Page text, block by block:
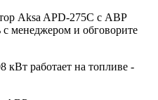
Aksa APD-275C с АВР
менеджером и обговорите
кВт работает на топливе -